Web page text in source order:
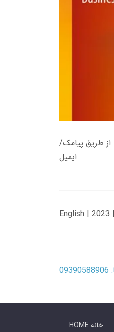
از حساب کاربری می باشد، و زمان تحویل لینک دانلود کتاب های 500 هزار تومانی حداکثر 12 ساعت از طریق پیامک/
ایمیل
English | 2023
HOME خانه